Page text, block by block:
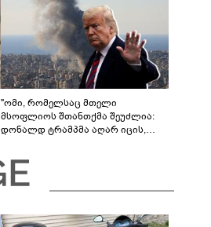
"ომი, რომელსაც მთელი
მსოფლიოს შთანთქმა შეუძლია:
დონალდ ტრამპმა აღარ იცის,